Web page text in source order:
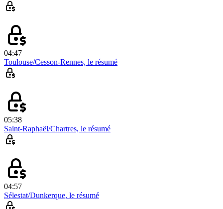
04:47
Toulouse/Cesson-Rennes, le résumé
05:38
Saint-Raphaël/Chartres, le résumé
04:57
Sélestat/Dunkerque, le résumé